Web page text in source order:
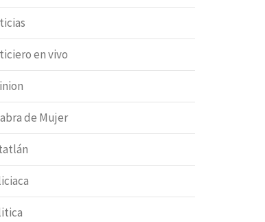
en vivo
de Mujer